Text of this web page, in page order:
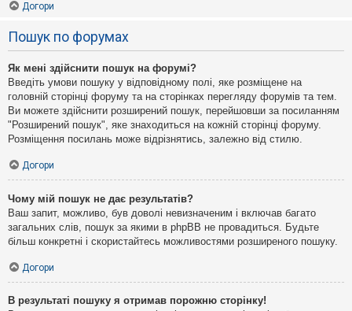
Догори
Пошук по форумах
Як мені здійснити пошук на форумі?
Введіть умови пошуку у відповідному полі, яке розміщене на
головній сторінці форуму та на сторінках перегляду форумів та тем.
Ви можете здійснити розширений пошук, перейшовши за посиланням
"Розширений пошук", яке знаходиться на кожній сторінці форуму.
Розміщення посилань може відрізнятись, залежно від стилю.
Догори
Чому мій пошук не дає результатів?
Ваш запит, можливо, був доволі невизначеним і включав багато
загальних слів, пошук за якими в phpBB не провадиться. Будьте
більш конкретні і скористайтесь можливостями розширеного пошуку.
Догори
В результаті пошуку я отримав порожню сторінку!